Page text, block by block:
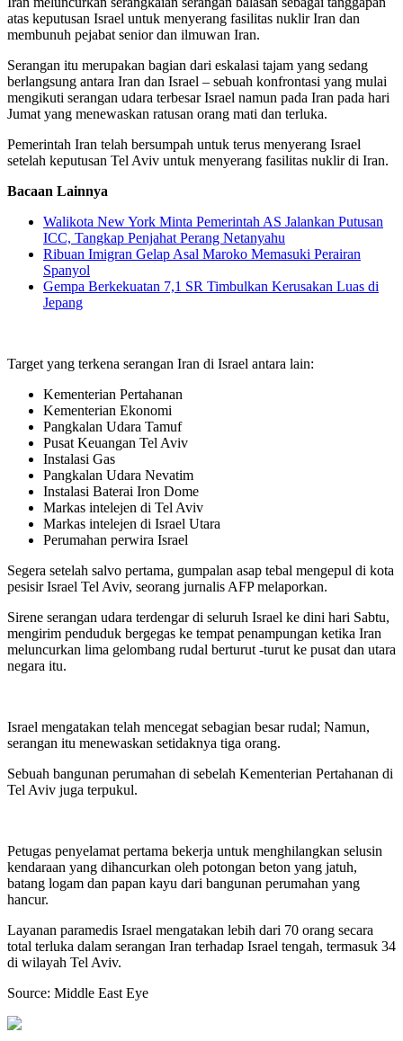
atas keputusan Israel untuk menyerang fasilitas nuklir Iran dan
membunuh pejabat senior dan ilmuwan Iran.
Serangan itu merupakan bagian dari eskalasi tajam yang sedang
berlangsung antara Iran dan Israel – sebuah konfrontasi yang mulai
mengikuti serangan udara terbesar Israel namun pada Iran pada hari
Jumat yang menewaskan ratusan orang mati dan terluka.
Pemerintah Iran telah bersumpah untuk terus menyerang Israel
setelah keputusan Tel Aviv untuk menyerang fasilitas nuklir di Iran.
Bacaan Lainnya
Walikota New York Minta Pemerintah AS Jalankan Putusan
ICC, Tangkap Penjahat Perang Netanyahu
Ribuan Imigran Gelap Asal Maroko Memasuki Perairan
Spanyol
Gempa Berkekuatan 7,1 SR Timbulkan Kerusakan Luas di
Jepang
Target yang terkena serangan Iran di Israel antara lain:
Kementerian Pertahanan
Kementerian Ekonomi
Pangkalan Udara Tamuf
Pusat Keuangan Tel Aviv
Instalasi Gas
Pangkalan Udara Nevatim
Instalasi Baterai Iron Dome
Markas intelejen di Tel Aviv
Markas intelejen di Israel Utara
Perumahan perwira Israel
Segera setelah salvo pertama, gumpalan asap tebal mengepul di kota
pesisir Israel Tel Aviv, seorang jurnalis AFP melaporkan.
Sirene serangan udara terdengar di seluruh Israel ke dini hari Sabtu,
mengirim penduduk bergegas ke tempat penampungan ketika Iran
meluncurkan lima gelombang rudal berturut -turut ke pusat dan utara
negara itu.
Israel mengatakan telah mencegat sebagian besar rudal; Namun,
serangan itu menewaskan setidaknya tiga orang.
Sebuah bangunan perumahan di sebelah Kementerian Pertahanan di
Tel Aviv juga terpukul.
Petugas penyelamat pertama bekerja untuk menghilangkan selusin
kendaraan yang dihancurkan oleh potongan beton yang jatuh,
batang logam dan papan kayu dari bangunan perumahan yang
hancur.
Layanan paramedis Israel mengatakan lebih dari 70 orang secara
total terluka dalam serangan Iran terhadap Israel tengah, termasuk 34
di wilayah Tel Aviv.
Source: Middle East Eye